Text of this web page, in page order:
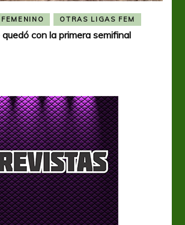
OTRAS LIGAS FEM
con la primera semifinal